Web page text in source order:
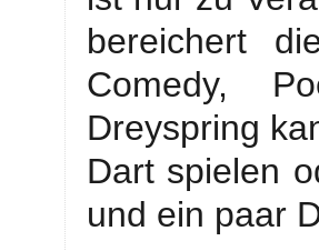
bereichert
Comedy,
Dreyspring
Dart spielen
und ein paar